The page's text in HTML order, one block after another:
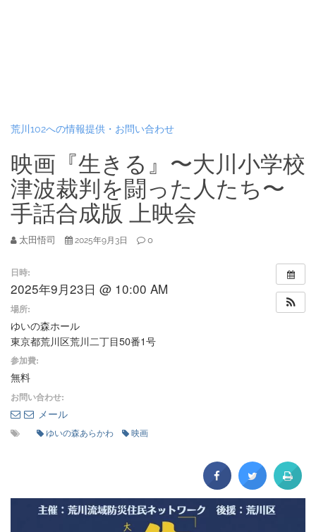
荒川102への情報提供・お問い合わせ
映画『生きる』〜大川小学校
津波裁判を闘った人たち〜
手話合成版 上映会
太田悟司 2025年9月3日 0
日時:
2025年9月23日 @ 10:00 AM
場所:
ゆいの森ホール
東京都荒川区荒川二丁目50番1号
参加費:
無料
お問い合わせ:
メール
ゆいの森あらかわ 映画